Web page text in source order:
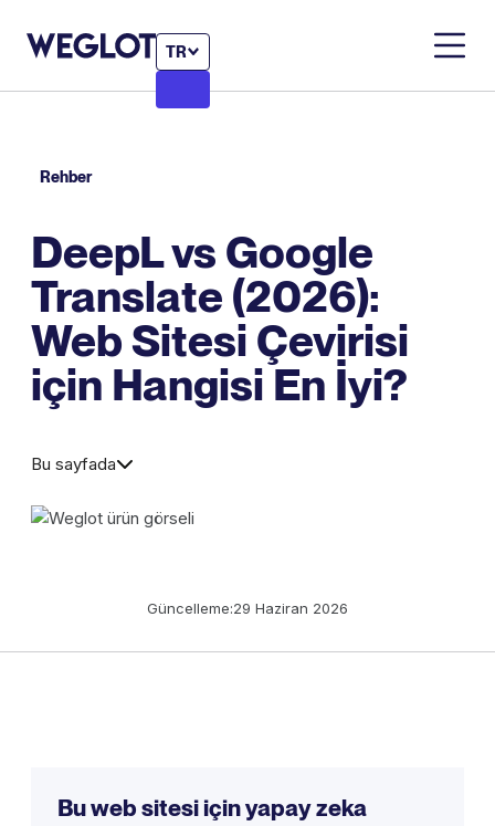
TR
Rehber
DeepL vs Google
Translate (2026):
Web Sitesi Çevirisi
için Hangisi En İyi?
Bu sayfada
Güncelleme:29 Haziran 2026
Bu web sitesi için yapay zeka